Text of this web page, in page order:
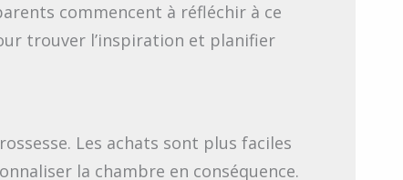
commencent à réfléchir à ce
trouver l’inspiration et planifier
Les achats sont plus faciles
la chambre en conséquence.